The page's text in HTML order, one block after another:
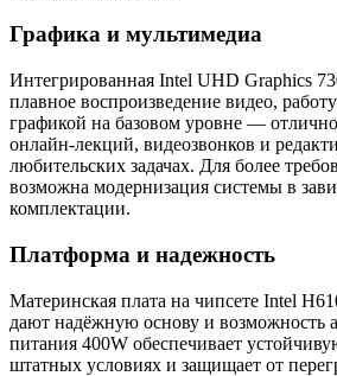
Графика и мультимедиа
Интегрированная Intel UHD Graphics
плавное воспроизведение видео,
графикой на базовом уровне —
онлайн-лекций, видеозвонков и
любительских задачах. Для более
возможна модернизация системы в
комплектации.
Платформа и надежность
Материнская плата на чипсете Intel
дают надёжную основу и возможность
питания 400W обеспечивает
штатных условиях и защищает от